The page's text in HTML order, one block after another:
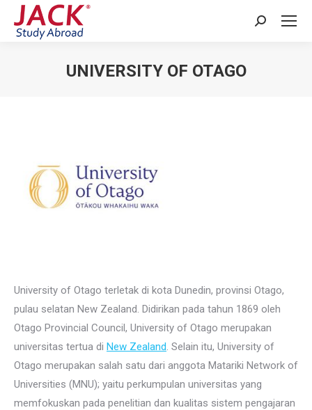
Search:
UNIVERSITY OF OTAGO
University of Otago terletak di kota Dunedin, provinsi Otago,
pulau selatan New Zealand. Didirikan pada tahun 1869 oleh
Otago Provincial Council, University of Otago merupakan
universitas tertua di New Zealand. Selain itu, University of
Otago merupakan salah satu dari anggota Matariki Network of
Universities (MNU); yaitu perkumpulan universitas yang
memfokuskan pada penelitian dan kualitas sistem pengajaran